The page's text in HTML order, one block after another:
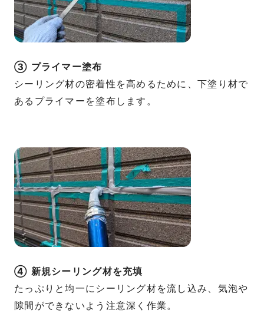
③ プライマー塗布
シーリング材の密着性を高めるために、下塗り材で
あるプライマーを塗布します。
④ 新規シーリング材を充填
たっぷりと均一にシーリング材を流し込み、気泡や
隙間ができないよう注意深く作業。